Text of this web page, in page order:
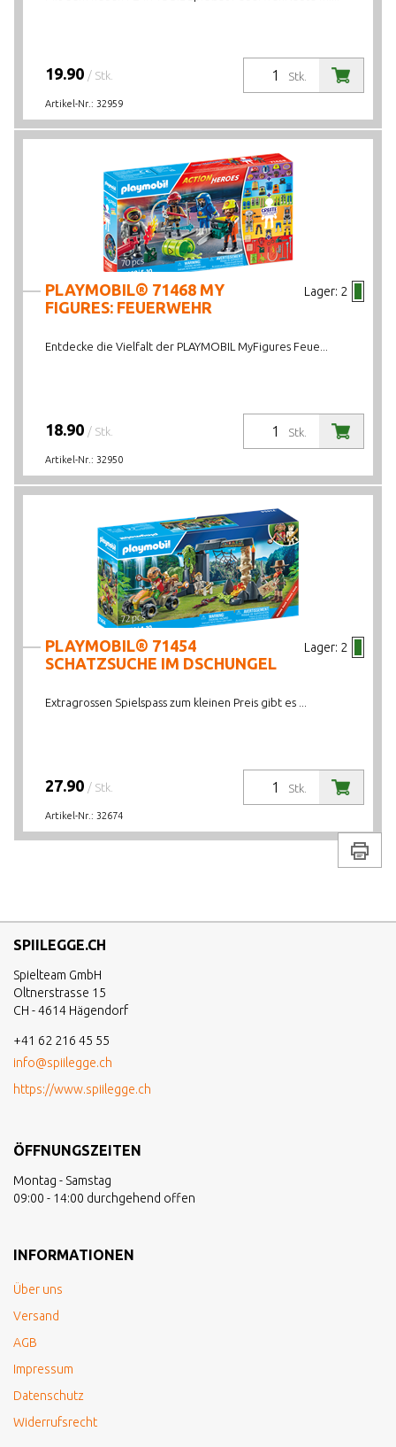
Stk.
19.90 / Stk.
Artikel-Nr.: 32959
Lager: 2
PLAYMOBIL® 71468 MY
FIGURES: FEUERWEHR
Entdecke die Vielfalt der PLAYMOBIL MyFigures Feue...
Stk.
18.90 / Stk.
Artikel-Nr.: 32950
Lager: 2
PLAYMOBIL® 71454
SCHATZSUCHE IM DSCHUNGEL
Extragrossen Spielspass zum kleinen Preis gibt es ...
Stk.
27.90 / Stk.
Artikel-Nr.: 32674
SPIILEGGE.CH
Spielteam GmbH
Oltnerstrasse 15
CH - 4614 Hägendorf
+41 62 216 45 55
info@spiilegge.ch
https://www.spiilegge.ch
ÖFFNUNGSZEITEN
Montag - Samstag
09:00 - 14:00 durchgehend offen
INFORMATIONEN
Über uns
Versand
AGB
Impressum
Datenschutz
Widerrufsrecht